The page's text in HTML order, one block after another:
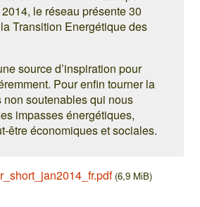
le réseau présente 30
Transition Energétique des
source d’inspiration pour
Pour enfin tourner la
soutenables qui nous
impasses énergétiques,
être économiques et sociales.
(6,9 MiB)